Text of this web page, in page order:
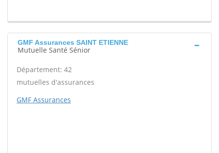
GMF Assurances SAINT ETIENNE
Mutuelle Santé Sénior
Département: 42
mutuelles d'assurances
GMF Assurances